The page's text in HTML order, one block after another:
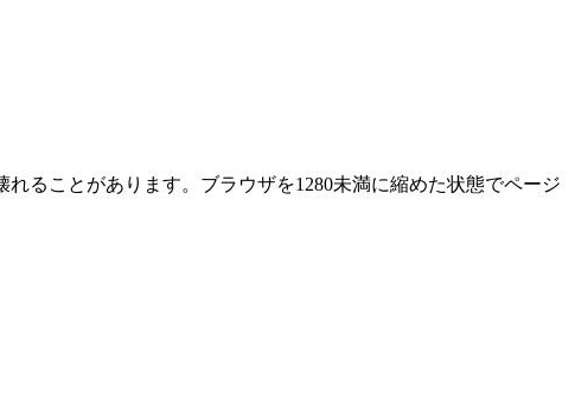
ることがあります。ブラウザを1280未満に縮めた状態でページ